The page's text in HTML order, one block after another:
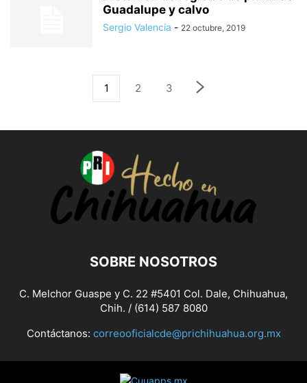
Guadalupe y calvo
Sergio Valencia - 22 octubre, 2019
1 2 3
SOBRE NOSOTROS
C. Melchor Guaspe y C. 22 #5401 Col. Dale, Chihuahua,
Chih. / (614) 587 8080
Contáctanos: correooficialcde@prichihuahua.org.mx